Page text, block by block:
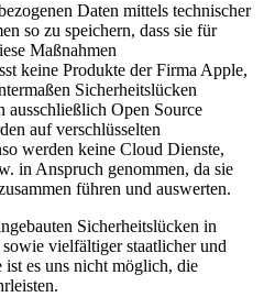
Daten mittels technischer
so zu speichern, dass sie für
Maßnahmen
keine Produkte der Firma Apple,
Sicherheitslücken
ausschließlich Open Source
auf verschlüsselten
werden keine Cloud Dienste,
in Anspruch genommen, da sie
führen und auswerten.
Sicherheitslücken in
vielfältiger staatlicher und
es uns nicht möglich, die